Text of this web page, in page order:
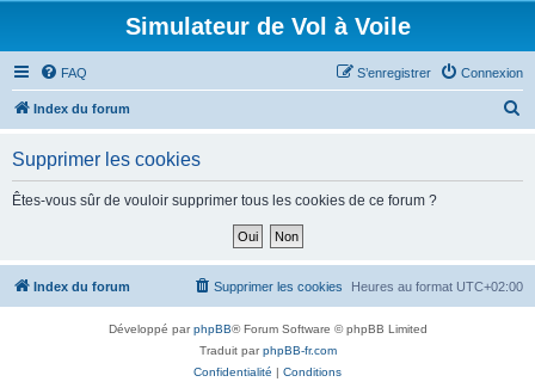
Simulateur de Vol à Voile
FAQ Connexion
S’enregistrer
Index du forum
h
Supprimer les cookies
Êtes-vous sûr de vouloir supprimer tous les cookies de ce forum ?
Index du forum Heures au format UTC+02:00
Supprimer les cookies
Développé parphpBB® Forum Software © phpBB Limited
Traduit parphpBB-fr.com
Confidentialité | Conditions